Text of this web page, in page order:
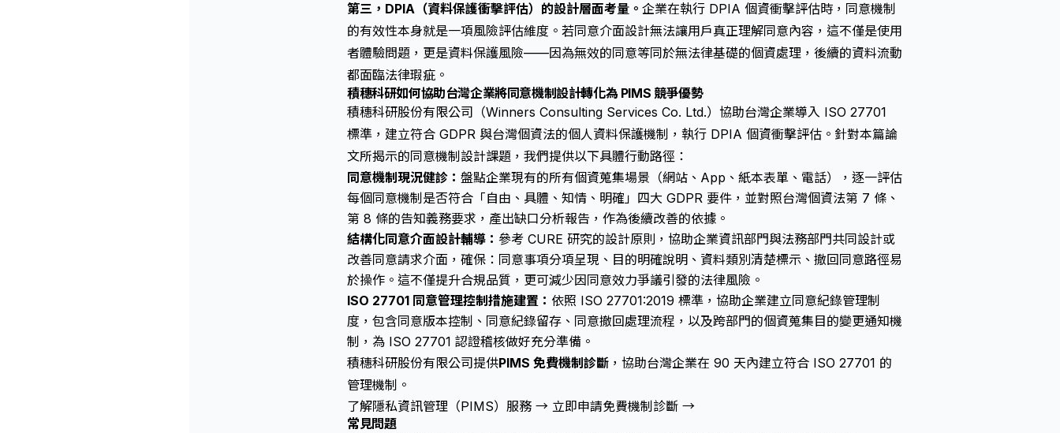
第三，DPIA（資料保護衝擊評估）的設計層面考量。 企業在執行 DPIA 個資衝擊評估時，同意機制
的有效性本身就是一項風險評估維度。若同意介面設計無法讓用戶真正理解同意內容，這不僅是使用
者體驗問題，更是資料保護風險——因為無效的同意等同於無法律基礎的個資處理，後續的資料流動
都面臨法律瑕疵。
積穗科研如何協助台灣企業將同意機制設計轉化為 PIMS 競爭優勢
積穗科研股份有限公司（Winners Consulting Services Co. Ltd.）協助台灣企業導入 ISO 27701
標準，建立符合 GDPR 與台灣個資法的個人資料保護機制，執行 DPIA 個資衝擊評估。針對本篇論
文所揭示的同意機制設計課題，我們提供以下具體行動路徑：
同意機制現況健診： 盤點企業現有的所有個資蒐集場景（網站、App、紙本表單、電話），逐一評估
每個同意機制是否符合「自由、具體、知情、明確」四大 GDPR 要件，並對照台灣個資法第 7 條、
第 8 條的告知義務要求，產出缺口分析報告，作為後續改善的依據。
結構化同意介面設計輔導： 參考 CURE 研究的設計原則，協助企業資訊部門與法務部門共同設計或
改善同意請求介面，確保：同意事項分項呈現、目的明確說明、資料類別清楚標示、撤回同意路徑易
於操作。這不僅提升合規品質，更可減少因同意效力爭議引發的法律風險。
ISO 27701 同意管理控制措施建置： 依照 ISO 27701:2019 標準，協助企業建立同意紀錄管理制
度，包含同意版本控制、同意紀錄留存、同意撤回處理流程，以及跨部門的個資蒐集目的變更通知機
制，為 ISO 27701 認證稽核做好充分準備。
積穗科研股份有限公司提供PIMS 免費機制診斷 ，協助台灣企業在 90 天內建立符合 ISO 27701 的
管理機制。
了解隱私資訊管理（PIMS）服務 → 立即申請免費機制診斷 →
常見問題